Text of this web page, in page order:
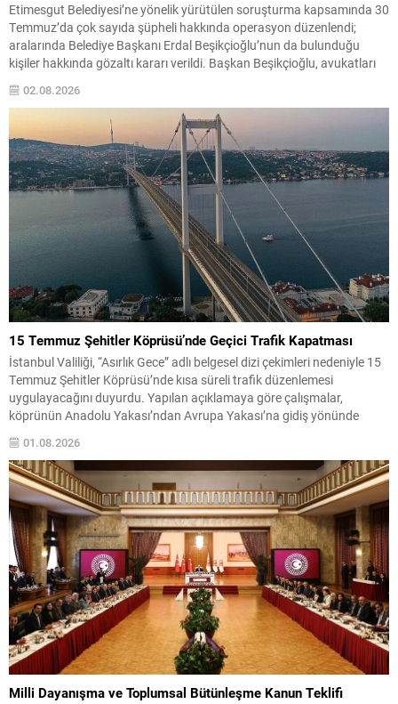
Etimesgut Belediyesi’ne yönelik yürütülen soruşturma kapsamında 30
Temmuz’da çok sayıda şüpheli hakkında operasyon düzenlendi;
aralarında Belediye Başkanı Erdal Beşikçioğlu’nun da bulunduğu
kişiler hakkında gözaltı kararı verildi. Başkan Beşikçioğlu, avukatları
eşliğinde Ankara Emniyet Müdürlüğü’nde ifade verdikten sonra
Cumhuriyet Başsavcılığına sevk edildi. Soruşturma dosyasında
Beşikçioğlu’na yöneltilen iddialar arasında rüşvet, ihale usulsüzlüğü,
irtikap...
02.08.2026
15 Temmuz Şehitler Köprüsü’nde Geçici Trafik Kapatması
İstanbul Valiliği, “Asırlık Gece” adlı belgesel dizi çekimleri nedeniyle 15
Temmuz Şehitler Köprüsü’nde kısa süreli trafik düzenlemesi
uygulayacağını duyurdu. Yapılan açıklamaya göre çalışmalar,
köprünün Anadolu Yakası’ndan Avrupa Yakası’na gidiş yönünde
01:00 ile 05:00 saatleri arasında geçerli olacak. Bu zaman diliminde
söz...
01.08.2026
Milli Dayanışma ve Toplumsal Bütünleşme Kanun Teklifi